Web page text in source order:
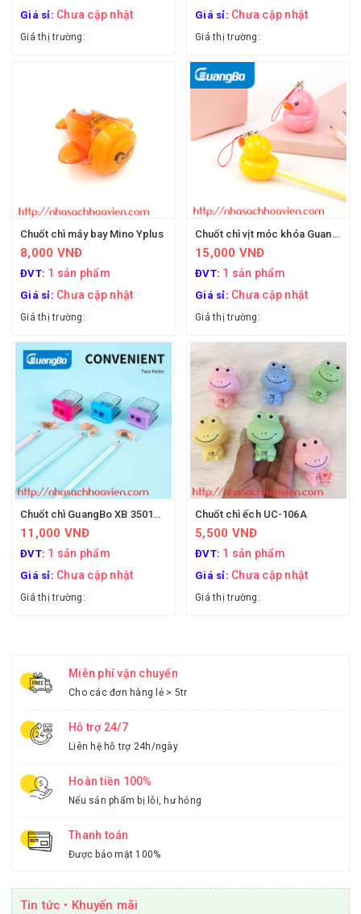
Giá sỉ: Chưa cập nhật
Giá thị trường:
Giá sỉ: Chưa cập nhật
Giá thị trường:
Chuốt chì máy bay Mino Yplus
8,000 VNĐ
ĐVT: 1 sản phẩm
Giá sỉ: Chưa cập nhật
Giá thị trường:
Chuốt chì vịt móc khóa Guangbo XBQ9612
15,000 VNĐ
ĐVT: 1 sản phẩm
Giá sỉ: Chưa cập nhật
Giá thị trường:
Chuốt chì GuangBo XB 35016 (mê cung)
11,000 VNĐ
ĐVT: 1 sản phẩm
Giá sỉ: Chưa cập nhật
Giá thị trường:
Chuốt chì ếch UC-106A
5,500 VNĐ
ĐVT: 1 sản phẩm
Giá sỉ: Chưa cập nhật
Giá thị trường:
Miễn phí vận chuyển
Cho các đơn hàng lẻ > 5tr
Hỗ trợ 24/7
Liên hệ hỗ trợ 24h/ngày
Hoàn tiền 100%
Nếu sản phẩm bị lỗi, hư hỏng
Thanh toán
Được bảo mật 100%
Tin tức • Khuyến mãi